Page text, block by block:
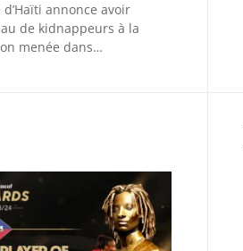
annonce avoir
de kidnappeurs à la
menée dans…